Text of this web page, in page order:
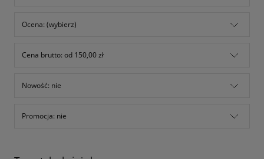
Ocena: (wybierz)
Cena brutto: od 150,00 zł
Nowość: nie
Promocja: nie